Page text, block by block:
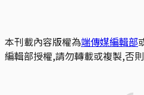
本刊載內容版權為端傳媒編輯部
編輯部授權,請勿轉載或複製,否